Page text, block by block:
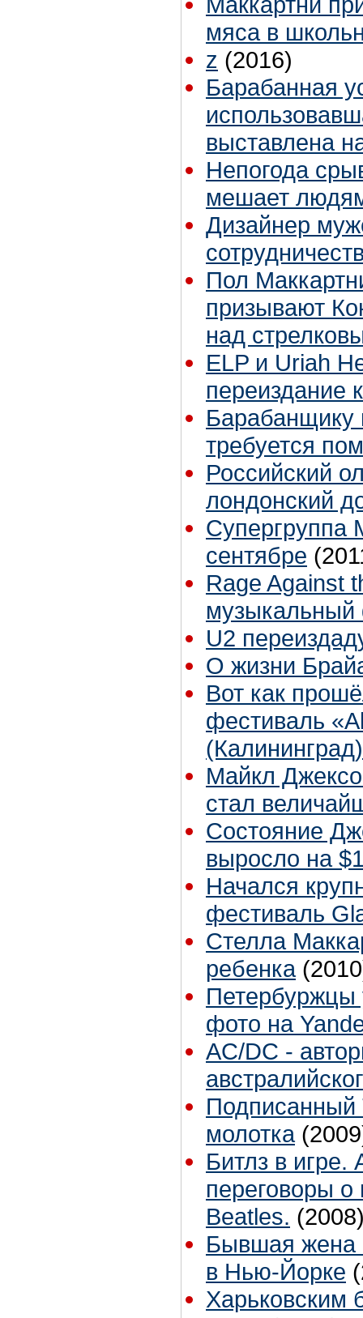
мяса в
z (2016)
Барабанная
выставлена
Непогода
мешает
Дизайнер
Пол
призывают
над
ELP и Uriah
переиздание
Барабанщику
требуется
Российский
лондонский
Супергруппа
сентябре
Rage Against
музыкальный
U2
О жизни
Вот как
фестиваль
(Калининград)
Майкл
стал
Состояние
выросло на
Начался
фестиваль
Стелла
ребенка
Петербуржцы
фото на
AC/DC -
Подписанный
молотка
Битлз в игре.
переговоры о
Beatles.
Бывшая жена
в Нью-Йорке
Харьковским